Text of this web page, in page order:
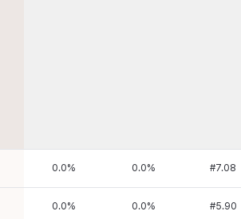
0.0% 0.0% #7.08
0.0% 0.0% #5.90